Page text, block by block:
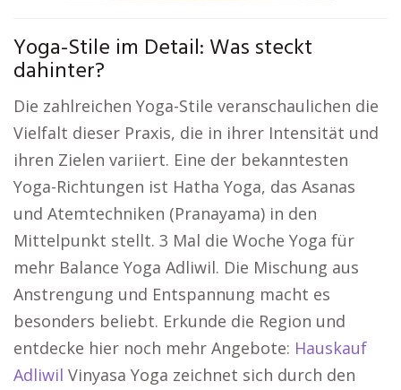
Yoga-Stile im Detail: Was steckt
dahinter?
Die zahlreichen Yoga-Stile veranschaulichen die
Vielfalt dieser Praxis, die in ihrer Intensität und
ihren Zielen variiert. Eine der bekanntesten
Yoga-Richtungen ist Hatha Yoga, das Asanas
und Atemtechniken (Pranayama) in den
Mittelpunkt stellt. 3 Mal die Woche Yoga für
mehr Balance Yoga Adliwil. Die Mischung aus
Anstrengung und Entspannung macht es
besonders beliebt. Erkunde die Region und
entdecke hier noch mehr Angebote: Hauskauf
Adliwil Vinyasa Yoga zeichnet sich durch den